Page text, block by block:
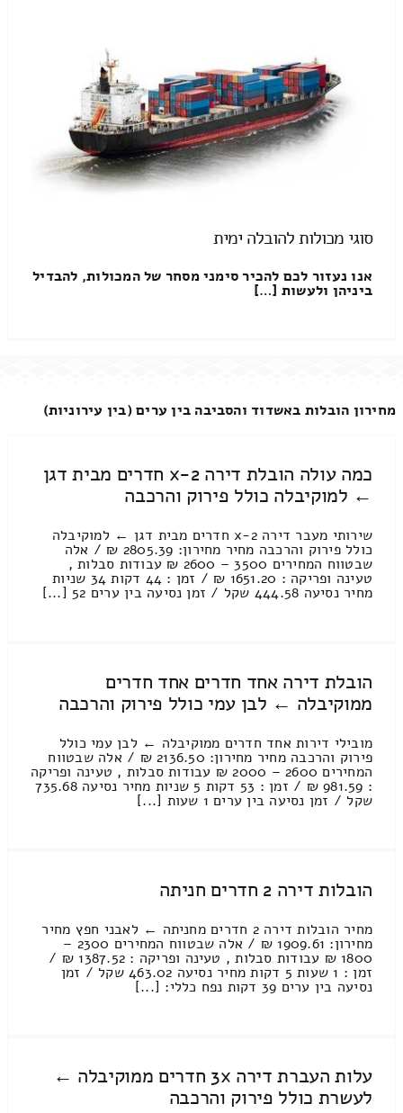
סוגי מכולות להובלה ימית
אנו נעזור לכם להכיר סימני מסחר של המכולות, להבדיל
ביניהן ולעשות […]
מחירון הובלות באשדוד והסביבה בין ערים (בין עירוניות)
כמה עולה הובלת דירה 2-x חדרים מבית דגן
← למוקיבלה כולל פירוק והרכבה
שירותי מעבר דירה 2-x חדרים מבית דגן ← למוקיבלה
כולל פירוק והרכבה מחיר מחירון: 2805.39 ₪ / אלה
שבטווח המחירים 3500 – 2600 ₪ עבודות סבלות ,
טעינה ופריקה : 1651.20 ₪ / זמן : 44 דקות 34 שניות
מחיר נסיעה 444.58 שקל / זמן נסיעה בין ערים 52 [...]
הובלת דירה אחד חדרים אחד חדרים
ממוקיבלה ← לבן עמי כולל פירוק והרכבה
מובילי דירות אחד חדרים ממוקיבלה ← לבן עמי כולל
פירוק והרכבה מחיר מחירון: 2136.50 ₪ / אלה שבטווח
המחירים 2600 – 2000 ₪ עבודות סבלות , טעינה ופריקה
: 981.59 ₪ / זמן : 53 דקות 5 שניות מחיר נסיעה 735.68
שקל / זמן נסיעה בין ערים 1 שעות [...]
הובלות דירה 2 חדרים חניתה
מחיר הובלות דירה 2 חדרים מחניתה ← לאבני חפץ מחיר
מחירון: 1909.61 ₪ / אלה שבטווח המחירים 2300 –
1800 ₪ עבודות סבלות , טעינה ופריקה : 1387.52 ₪ /
זמן : 1 שעות 5 דקות מחיר נסיעה 463.02 שקל / זמן
נסיעה בין ערים 39 דקות נפח כללי: [...]
עלות העברת דירה 3x חדרים ממוקיבלה ←
לעשרת כולל פירוק והרכבה